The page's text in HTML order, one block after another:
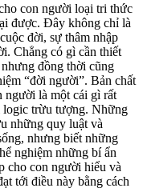
con người loại tri thức
được. Đây không chỉ là
đời, sự thâm nhập
Chẳng có gì cần thiết
đồng thời cũng
“đời người”. Bản chất
người là một cái gì rất
logic trừu tượng. Những
những quy luật và
nhưng biết những
nghiệm những bí ẩn
cho con người hiểu và
tới điều này bằng cách